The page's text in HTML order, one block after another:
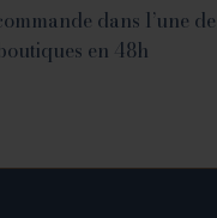
dans l’une de
en 48h